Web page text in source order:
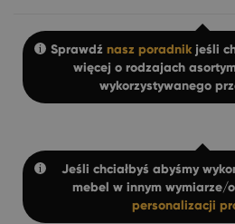
Sprawdź nasz poradnikjeśli
więcej o rodzajach
wykorzystywanego
Jeśli chciałbyś abyśmy
mebel w innym wymiarze/
personalizacji